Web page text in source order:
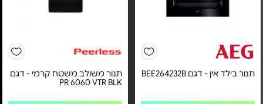
תנור בילד אין - דגם BEE264232B
תנור משולב משטח קרמי - דגם
PR 6060 VTR BLK